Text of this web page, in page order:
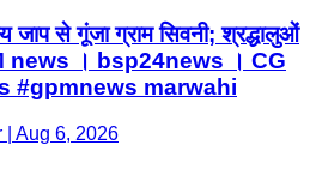
जाप से गूंजा ग्राम सिवनी; श्रद्धालुओं
news । bsp24news । CG
#gpmnews marwahi
| Aug 6, 2026